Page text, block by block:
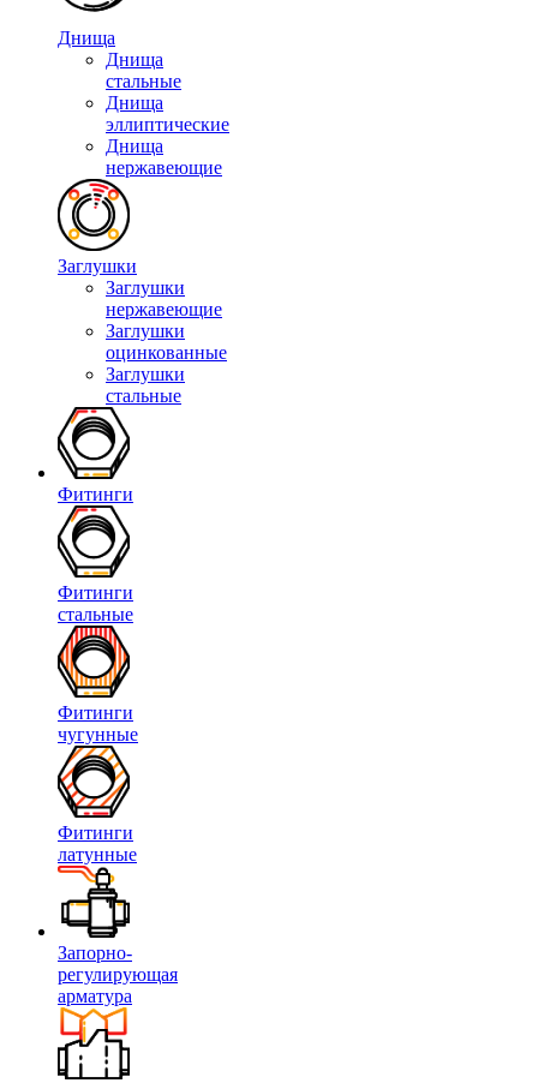
Днища
Днища
стальные
Днища
эллиптические
Днища
нержавеющие
Заглушки
Заглушки
нержавеющие
Заглушки
оцинкованные
Заглушки
стальные
Фитинги
Фитинги
стальные
Фитинги
чугунные
Фитинги
латунные
Запорно-
регулирующая
арматура